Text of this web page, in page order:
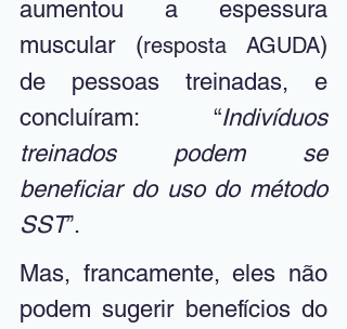
aumentou a espessura
muscular (resposta AGUDA)
de pessoas treinadas, e
concluíram: “Indivíduos
treinados podem se
beneficiar do uso do método
SST”.
Mas, francamente, eles não
podem sugerir benefícios do